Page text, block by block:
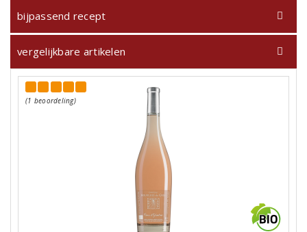
bijpassend recept
vergelijkbare artikelen
(1 beoordeling)